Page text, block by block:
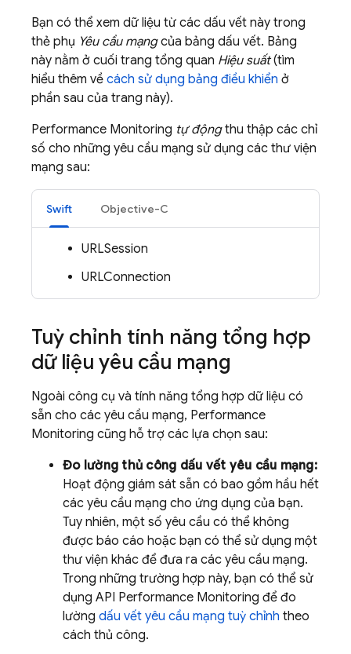
Bạn có thể xem dữ liệu từ các dấu vết này trong
thẻ phụ Yêu cầu mạngcủa bảng dấu vết. Bảng
này nằm ở cuối trang tổng quan Hiệu suất(tìm
hiểu thêm về cách sử dụng bảng điều khiển ở
phần sau của trang này).
Performance Monitoring tự độngthu thập các chỉ
số cho những yêu cầu mạng sử dụng các thư viện
mạng sau:
Swift Objective-C
URLSession
URLConnection
Tuỳ chỉnh tính năng tổng hợp
dữ liệu yêu cầu mạng
Ngoài công cụ và tính năng tổng hợp dữ liệu có
sẵn cho các yêu cầu mạng, Performance
Monitoring cũng hỗ trợ các lựa chọn sau:
Đo lường thủ công dấu vết yêu cầu mạng:
Hoạt động giám sát sẵn có bao gồm hầu hết
các yêu cầu mạng cho ứng dụng của bạn.
Tuy nhiên, một số yêu cầu có thể không
được báo cáo hoặc bạn có thể sử dụng một
thư viện khác để đưa ra các yêu cầu mạng.
Trong những trường hợp này, bạn có thể sử
dụng API Performance Monitoring để đo
lường dấu vết yêu cầu mạng tuỳ chỉnh theo
cách thủ công.